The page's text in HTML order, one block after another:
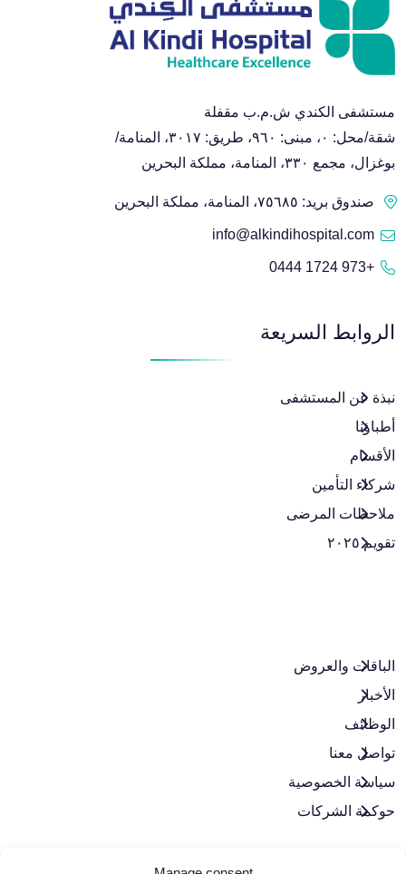
مستشفى الكندي ش.م.ب مقفلة
شقة/محل: ٠، مبنى: ٩٦٠، طريق: ٣٠١٧، المنامة/
بوغزال، مجمع ٣٣٠، المنامة، مملكة البحرين
صندوق بريد: ٧٥٦٨٥، المنامة، مملكة البحرين
info@alkindihospital.com
+973 1724 0444
الروابط السريعة
نبذة عن المستشفى
أطباؤنا
الأقسام
شركاء التأمين
ملاحظات المرضى
تقويم ٢٠٢٥
الباقات والعروض​
الأخبار
الوظائف
تواصل معنا
سياسة الخصوصية
حوكمة الشركات